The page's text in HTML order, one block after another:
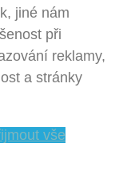
jiné nám
při
reklamy,
a stránky
vše